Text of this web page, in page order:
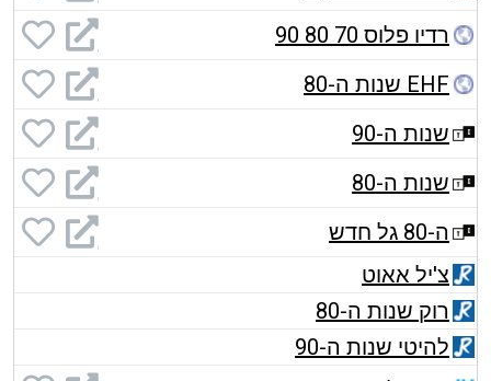
רדיו פלוס 70 80 90
EHF שנות ה-80
שנות ה-90
שנות ה-80
ה-80 גל חדש
צ'יל אאוט
רוק שנות ה-80
להיטי שנות ה-90